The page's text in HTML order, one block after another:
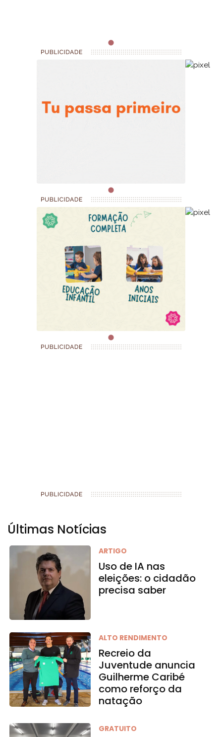
Últimas Notícias
ARTIGO
Uso de IA nas
eleições: o cidadão
precisa saber
ALTO RENDIMENTO
Recreio da
Juventude anuncia
Guilherme Caribé
como reforço da
natação
GRATUITO